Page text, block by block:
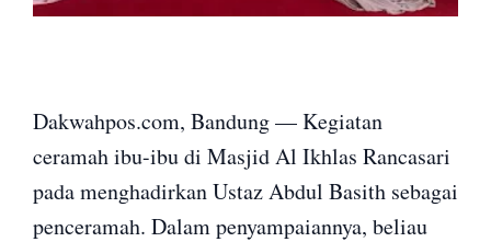
Dakwahpos.com, Bandung — Kegiatan
ceramah ibu-ibu di Masjid Al Ikhlas Rancasari
pada menghadirkan Ustaz Abdul Basith sebagai
penceramah. Dalam penyampaiannya, beliau